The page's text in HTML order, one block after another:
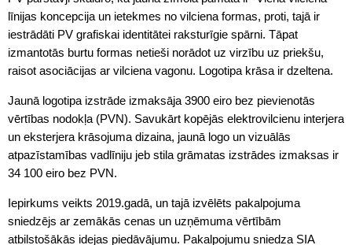
līnijas koncepcija un ietekmes no vilciena formas, proti, tajā ir
iestrādāti PV grafiskai identitātei raksturīgie spārni. Tāpat
izmantotās burtu formas netieši norādot uz virzību uz priekšu,
raisot asociācijas ar vilciena vagonu. Logotipa krāsa ir dzeltena.
Jaunā logotipa izstrāde izmaksāja 3900 eiro bez pievienotās
vērtības nodokļa (PVN). Savukārt kopējās elektrovilcienu interjera
un eksterjera krāsojuma dizaina, jaunā logo un vizuālās
atpazīstamības vadlīniju jeb stila grāmatas izstrādes izmaksas ir
34 100 eiro bez PVN.
Iepirkums veikts 2019.gadā, un tajā izvēlēts pakalpojuma
sniedzējs ar zemākās cenas un uzņēmuma vērtībām
atbilstošākās idejas piedāvājumu. Pakalpojumu sniedza SIA